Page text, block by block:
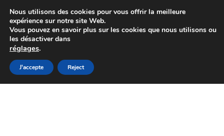
Colissimo livraison à partir de 7 EUR
Du lundi au vendredi de 9 h à 16 h
Aller
à
Aller
au
Nous utilisons des cookies pour vous offrir la meilleure
expérience sur notre site Web.
Vous pouvez en savoir plus sur les cookies que nous utilisons ou
les désactiver dans
réglages.
J'accepte Reject